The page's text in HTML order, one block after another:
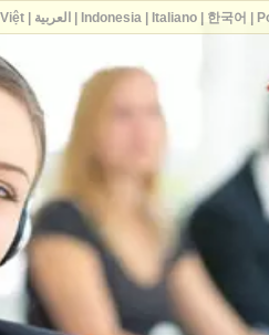
Việt| العربية Indonesia| Italiano| 한국어